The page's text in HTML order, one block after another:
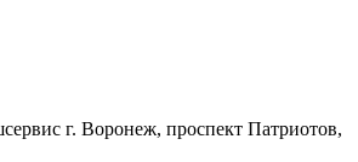
г. Воронеж, проспект Патриотов,